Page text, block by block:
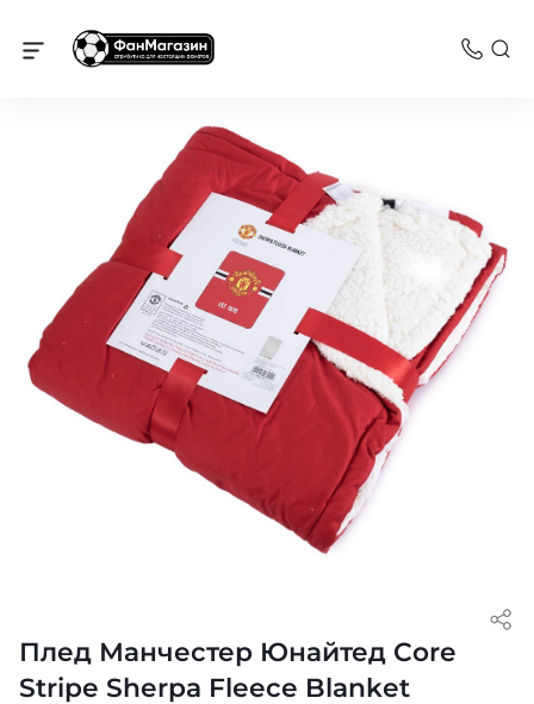
Манчестер Юнайтед
Плед Манчестер Юнайтед Core
Stripe Sherpa Fleece Blanket